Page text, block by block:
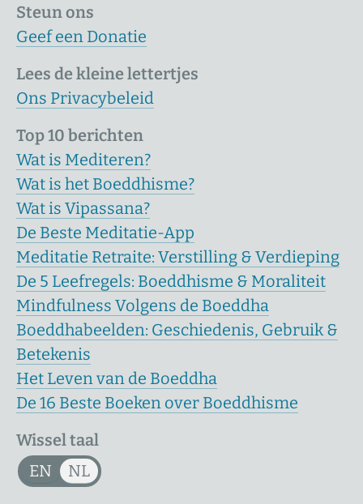
Steun ons
Geef een Donatie
Lees de kleine lettertjes
Ons Privacybeleid
Top 10 berichten
Wat is Mediteren?
Wat is het Boeddhisme?
Wat is Vipassana?
De Beste Meditatie-App
Meditatie Retraite: Verstilling & Verdieping
De 5 Leefregels: Boeddhisme & Moraliteit
Mindfulness Volgens de Boeddha
Boeddhabeelden: Geschiedenis, Gebruik &
Betekenis
Het Leven van de Boeddha
De 16 Beste Boeken over Boeddhisme
Wissel taal
EN
NL